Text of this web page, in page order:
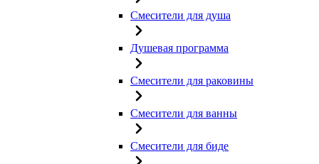
Смесители для душа
Душевая программа
Смесители для раковины
Смесители для ванны
Смесители для биде